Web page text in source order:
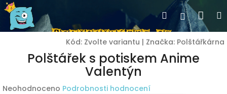
Přejít
na
obsah
Hledat
Kód: Zvolte variantu | Značka: Polštářkárna
Polštářek s potiskem Anime
Valentýn
Průměrné
Neohodnoceno Podrobnosti hodnocení